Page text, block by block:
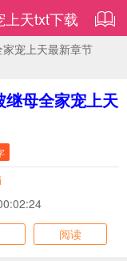
天txt下载
宠上天最新章节
母全家宠上天
阅读